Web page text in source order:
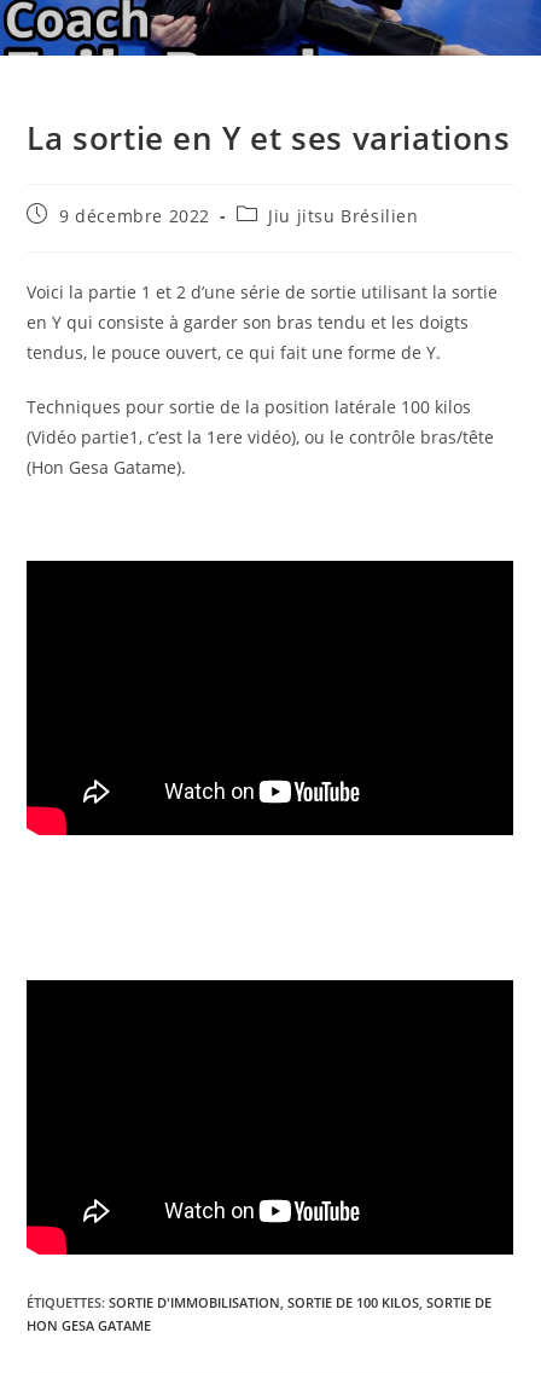
La sortie en Y et ses variations
Publication
9 décembre 2022
PostJiu jitsu Brésilien
Voici la partie 1 et 2 d’une série de sortie utilisant la sortie
en Y qui consiste à garder son bras tendu et les doigts
tendus, le pouce ouvert, ce qui fait une forme de Y.
Techniques pour sortie de la position latérale 100 kilos
(Vidéo partie1, c’est la 1ere vidéo), ou le contrôle bras/tête
(Hon Gesa Gatame).
ÉTIQUETTES:SORTIE D'IMMOBILISATION SORTIE DE 100 KILOS SORTIE DE
HON GESA GATAME